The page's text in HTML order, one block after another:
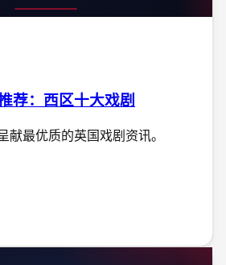
荐：西区十大戏剧
献最优质的英国戏剧资讯。